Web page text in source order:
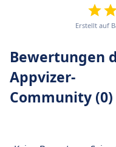
Erstellt auf
Bewertungen
Appvizer-
Community (0)